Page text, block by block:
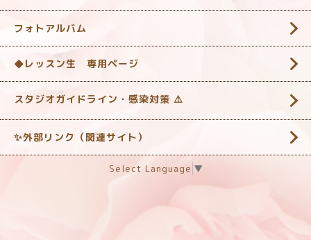
フォトアルバム
◆レッスン生 専用ページ
スタジオガイドライン・感染対策 ‎⚠️
✨外部リンク（関連サイト）
Select Language ▼